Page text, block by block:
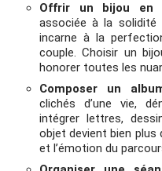
Offrir un bijou en
associée à la
incarne à la
couple. Choisir un
honorer toutes les
Composer un
clichés d’une vie,
intégrer lettres,
objet devient bien plus
et l’émotion du